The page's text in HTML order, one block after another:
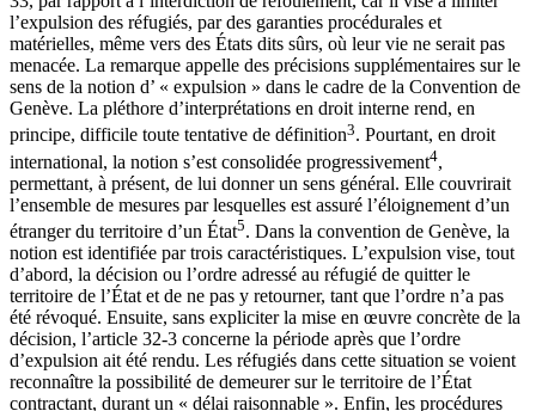
l’expulsion des réfugiés, par des garanties procédurales et
matérielles, même vers des États dits sûrs, où leur vie ne serait pas
menacée. La remarque appelle des précisions supplémentaires sur le
sens de la notion d’ « expulsion » dans le cadre de la Convention de
Genève. La pléthore d’interprétations en droit interne rend, en
principe, difficile toute tentative de définition3. Pourtant, en droit
international, la notion s’est consolidée progressivement4,
permettant, à présent, de lui donner un sens général. Elle couvrirait
l’ensemble de mesures par lesquelles est assuré l’éloignement d’un
étranger du territoire d’un État5. Dans la convention de Genève, la
notion est identifiée par trois caractéristiques. L’expulsion vise, tout
d’abord, la décision ou l’ordre adressé au réfugié de quitter le
territoire de l’État et de ne pas y retourner, tant que l’ordre n’a pas
été révoqué. Ensuite, sans expliciter la mise en œuvre concrète de la
décision, l’article 32-3 concerne la période après que l’ordre
d’expulsion ait été rendu. Les réfugiés dans cette situation se voient
reconnaître la possibilité de demeurer sur le territoire de l’État
contractant, durant un « délai raisonnable ». Enfin, les procédures